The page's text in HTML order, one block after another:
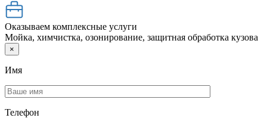
Оказываем комплексные услуги
Мойка, химчистка, озонирование, защитная обработка кузова
×
Имя
Телефон